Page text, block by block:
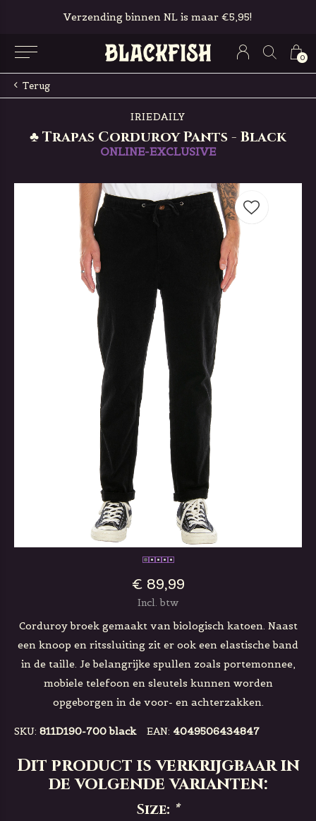
0
Verzending binnen NL is maar €5,95!
Terug
IRIEDAILY
♣ Trapas Corduroy Pants - Black
ONLINE-EXCLUSIVE
€ 89,99
Incl. btw
Corduroy broek gemaakt van biologisch katoen. Naast
een knoop en ritssluiting zit er ook een elastische band
in de taille. Je belangrijke spullen zoals portemonnee,
mobiele telefoon en sleutels kunnen worden
opgeborgen in de voor- en achterzakken.
SKU: 811D190-700 black EAN: 4049506434847
Dit product is verkrijgbaar in
de volgende varianten:
Size: *